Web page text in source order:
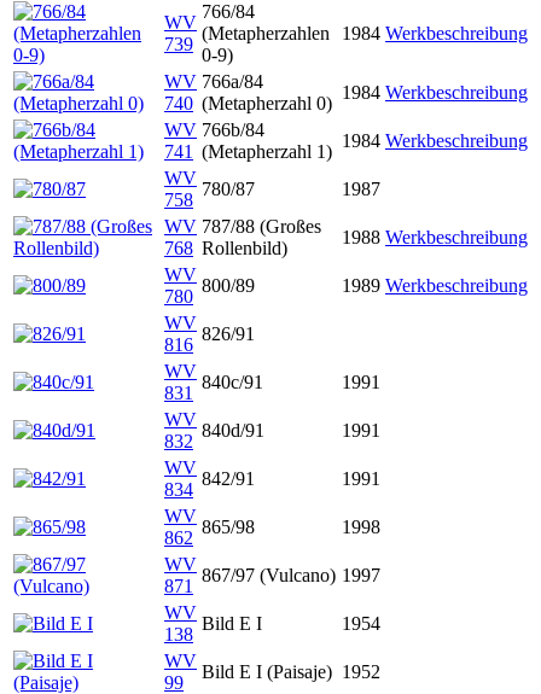
WV
739
766/84
(Metapherzahlen
0-9)
1984 Werkbeschreibung
WV
740
766a/84
(Metapherzahl 0)
1984 Werkbeschreibung
WV
741
766b/84
(Metapherzahl 1)
1984 Werkbeschreibung
WV
758
780/87
1987
WV
768
787/88 (Großes
Rollenbild)
1988 Werkbeschreibung
WV
780
800/89 1989 Werkbeschreibung
WV
816
826/91
WV
831
840c/91
1991
WV
832
840d/91
1991
WV
834
842/91
1991
WV
862
865/98
1998
WV
871
867/97 (Vulcano) 1997
WV
138
Bild E I
1954
WV
99
Bild E I (Paisaje) 1952